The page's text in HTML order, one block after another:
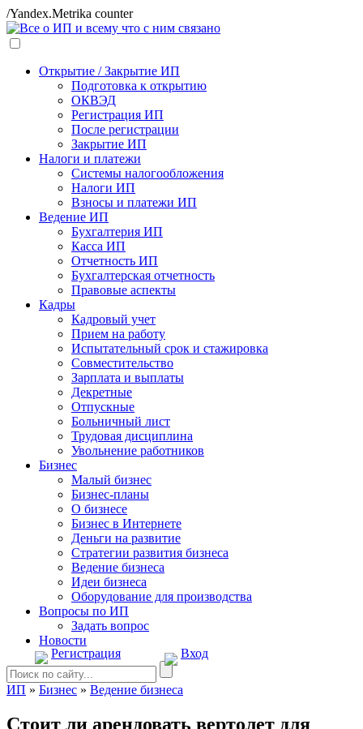
/Yandex.Metrika counter
Открытие / Закрытие ИП
Подготовка к открытию
ОКВЭД
Регистрация ИП
После регистрации
Закрытие ИП
Налоги и платежи
Системы налогообложения
Налоги ИП
Взносы и платежи ИП
Ведение ИП
Бухгалтерия ИП
Касса ИП
Отчетность ИП
Бухгалтерская отчетность
Правовые аспекты
Кадры
Кадровый учет
Прием на работу
Испытательный срок и стажировка
Совместительство
Зарплата и выплаты
Декретные
Отпускные
Больничный лист
Трудовая дисциплина
Увольнение работников
Бизнес
Малый бизнес
Бизнес-планы
О бизнесе
Бизнес в Интернете
Деньги на развитие
Стратегии развития бизнеса
Ведение бизнеса
Идеи бизнеса
Оборудование для производства
Вопросы по ИП
Задать вопрос
Новости
Регистрация
Вход
ИП » Бизнес » Ведение бизнеса
Стоит ли арендовать вертолет для